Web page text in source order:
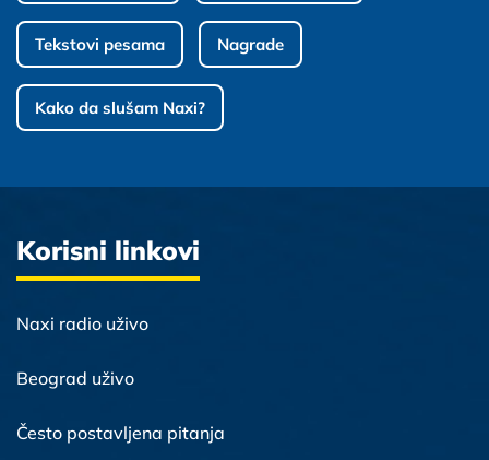
Tekstovi pesama Nagrade
Kako da slušam Naxi?
Korisni linkovi
Naxi radio uživo
Beograd uživo
Često postavljena pitanja